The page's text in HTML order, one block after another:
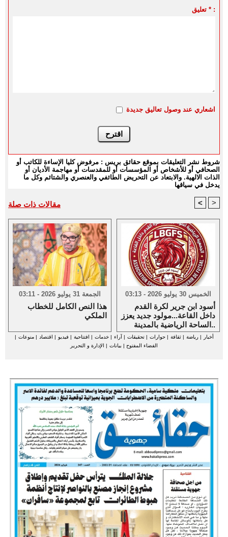
تعليق * :
اشعاري عند وصول تعاليق جديدة
شروط نشر التعليقات بموقع حقائق بريس : مرفوض كليا الإساءة للكاتب أو
الصحافي أو للأشخاص أو المؤسسات أو للمقدسات أو مهاجمة الأديان أو
الذات الالهية. والابتعاد عن التحريض الطائفي والعنصري والشتائم وكل ما
يدخل في سياقها
مقالات ذات صلة < >
الجمعة 31 يوليو 2026 - 03:11
هذا النص الكامل للخطاب
الملكي
الخميس 30 يوليو 2026 - 03:13
أسود ابن جرير لكرة القدم
داخل القاعة...مولود جديد يعزز
الساحة الرياضية بالمدينة..
أخبار |رياضة |ثقافة |حوارات |تحقيقات آراء |خدمات افتتاحية فيديو اقتصاد |منوعات
الفضاء المفتوح
بيانات الإدارة و التحرير